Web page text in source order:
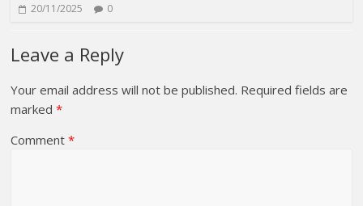
20/11/2025 0
Leave a Reply
Your email address will not be published. Required fields are
marked*
Comment*